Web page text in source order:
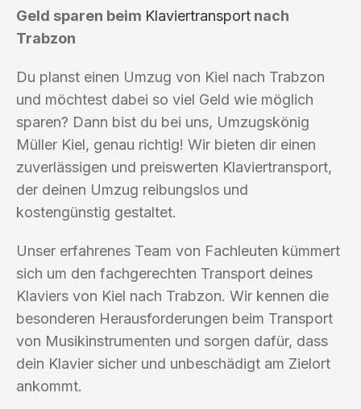
Geld sparen beim Klaviertransport nach
Trabzon
Du planst einen Umzug von Kiel nach Trabzon
und möchtest dabei so viel Geld wie möglich
sparen? Dann bist du bei uns, Umzugskönig
Müller Kiel, genau richtig! Wir bieten dir einen
zuverlässigen und preiswerten Klaviertransport,
der deinen Umzug reibungslos und
kostengünstig gestaltet.
Unser erfahrenes Team von Fachleuten kümmert
sich um den fachgerechten Transport deines
Klaviers von Kiel nach Trabzon. Wir kennen die
besonderen Herausforderungen beim Transport
von Musikinstrumenten und sorgen dafür, dass
dein Klavier sicher und unbeschädigt am Zielort
ankommt.